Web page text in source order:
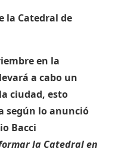
la Catedral de
en la
a cabo un
ciudad, esto
según lo anunció
Bacci
la Catedral en